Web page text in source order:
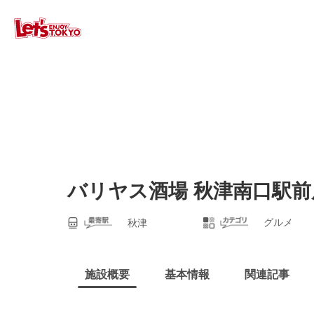
バリヤス酒場 秋津南口駅
秋津 グルメ
施設概要 基本情報 関連記事